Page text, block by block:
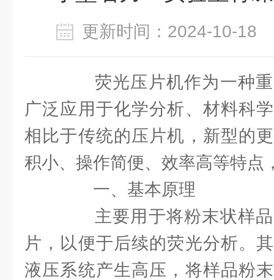
更新时间：2024-10-
荧光压片机作为一种重
广泛应用于化学分析、材料科
相比于传统的压片机，新型的
积小、操作简便、效率高等特点
一、基本原理
主要用于将粉末状样品
片，以便于后续的荧光分析。
液压系统产生高压，将样品粉